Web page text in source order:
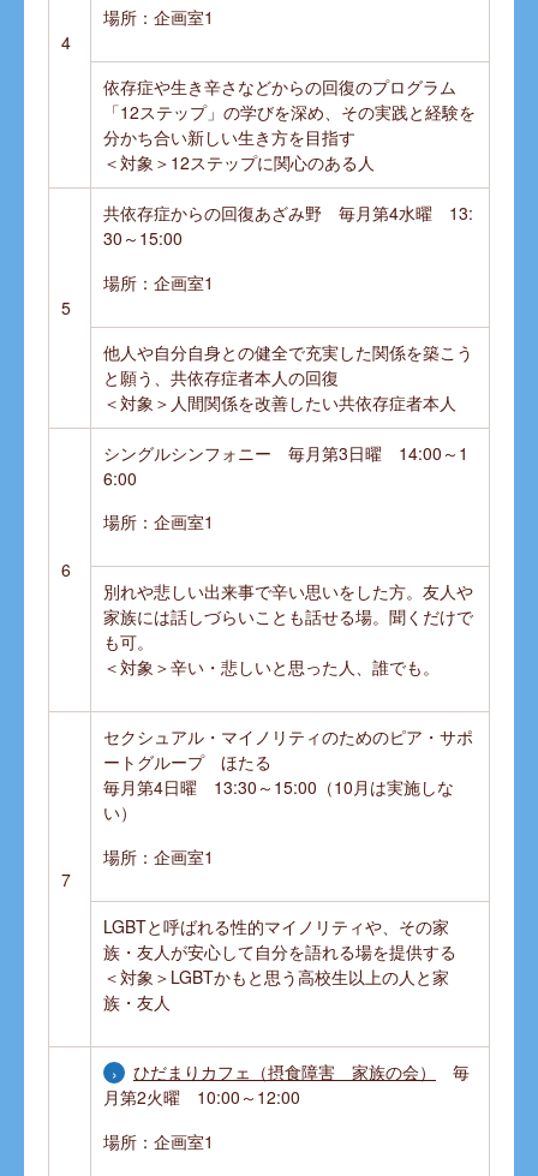
4
場所：企画室1
依存症や生き辛さなどからの回復のプログラム
「12ステップ」の学びを深め、その実践と経験を
分かち合い新しい生き方を目指す
＜対象＞12ステップに関心のある人
5
共依存症からの回復あざみ野 毎月第4水曜 13:
30～15:00
場所：企画室1
他人や自分自身との健全で充実した関係を築こう
と願う、共依存症者本人の回復
＜対象＞人間関係を改善したい共依存症者本人
6
シングルシンフォニー 毎月第3日曜 14:00～1
6:00
場所：企画室1
別れや悲しい出来事で辛い思いをした方。友人や
家族には話しづらいことも話せる場。聞くだけで
も可。
＜対象＞辛い・悲しいと思った人、誰でも。
7
セクシュアル・マイノリティのためのピア・サポ
ートグループ ほたる
毎月第4日曜 13:30～15:00（10月は実施しな
い）
場所：企画室1
LGBTと呼ばれる性的マイノリティや、その家
族・友人が安心して自分を語れる場を提供する
＜対象＞LGBTかもと思う高校生以上の人と家
族・友人
ひだまりカフェ（摂食障害 家族の会）
毎
月第2火曜 10:00～12:00
場所：企画室1